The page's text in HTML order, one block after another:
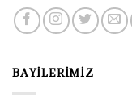
BAYILERIMIZ